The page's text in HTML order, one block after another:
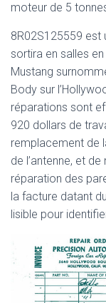
moteur de 5
8R02S125559 est
sortira en salles
Mustang
Body sur
réparations sont
920 dollars de
remplacement de
de l’antenne, et
réparation des
la facture datant
lisible pour